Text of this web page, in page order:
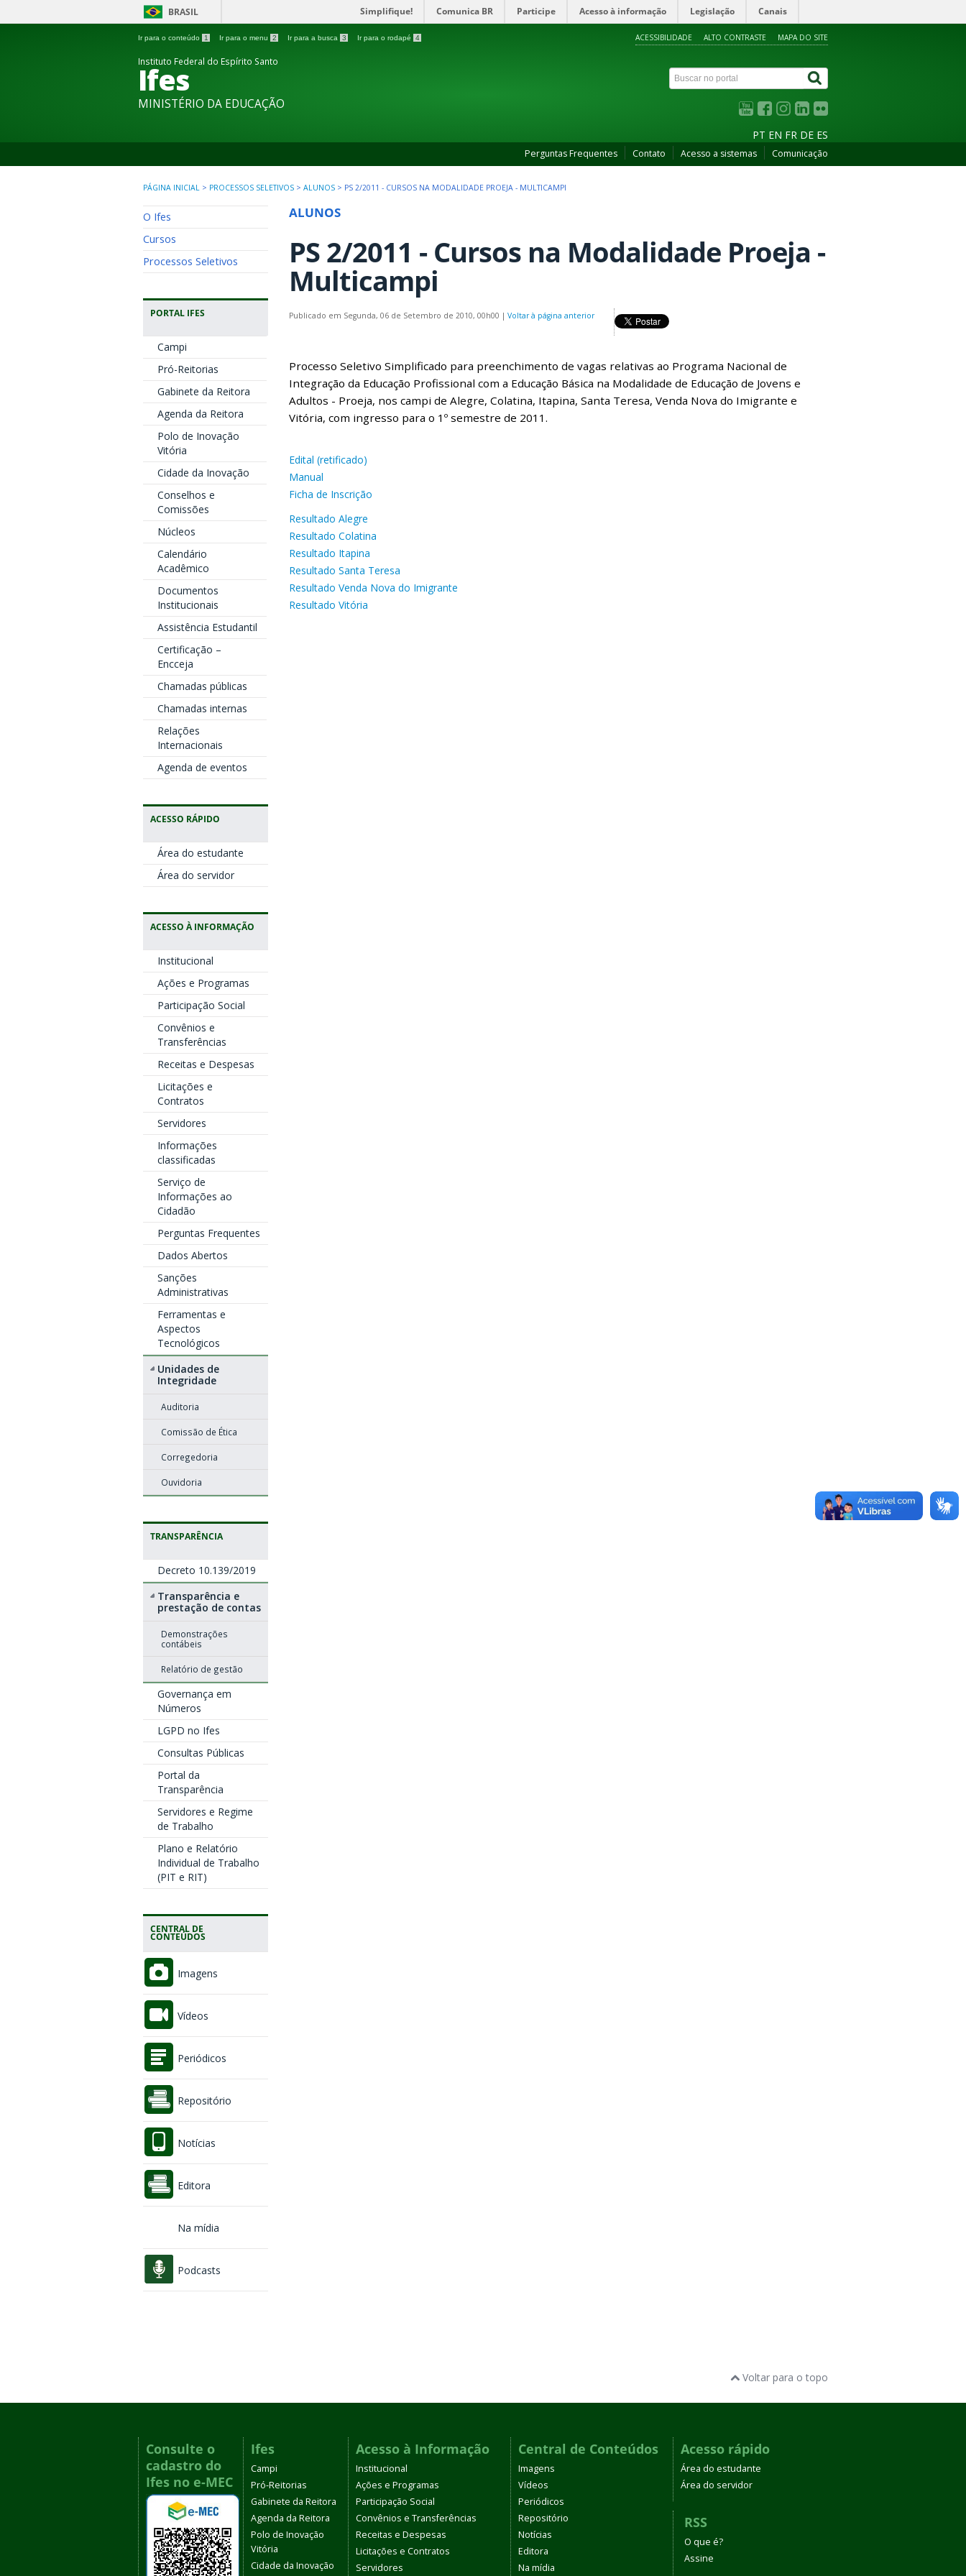
BRASIL Simplifique! Comunica BR Participe Acesso à informação Legislação Canais
Ir para o conteúdo 1 Ir para o menu 2 Ir para a busca 3 Ir para o rodapé 4 ACESSIBILIDADE ALTO CONTRASTE MAPA DO SITE
Instituto Federal do Espírito Santo
Ifes
MINISTÉRIO DA EDUCAÇÃO
PT EN FR DE ES
Perguntas Frequentes Contato Acesso a sistemas Comunicação
PÁGINA INICIAL > PROCESSOS SELETIVOS > ALUNOS > PS 2/2011 - CURSOS NA MODALIDADE PROEJA - MULTICAMPI
O Ifes
Cursos
Processos Seletivos
PORTAL IFES
Campi
Pró-Reitorias
Gabinete da Reitora
Agenda da Reitora
Polo de Inovação
Vitória
Cidade da Inovação
Conselhos e
Comissões
Núcleos
Calendário
Acadêmico
Documentos
Institucionais
Assistência Estudantil
Certificação –
Encceja
Chamadas públicas
Chamadas internas
Relações
Internacionais
Agenda de eventos
ACESSO RÁPIDO
Área do estudante
Área do servidor
ACESSO À INFORMAÇÃO
Institucional
Ações e Programas
Participação Social
Convênios e
Transferências
Receitas e Despesas
Licitações e
Contratos
Servidores
Informações
classificadas
Serviço de
Informações ao
Cidadão
Perguntas Frequentes
Dados Abertos
Sanções
Administrativas
Ferramentas e
Aspectos
Tecnológicos
Unidades de
Integridade
Auditoria
Comissão de Ética
Corregedoria
Ouvidoria
TRANSPARÊNCIA
Decreto 10.139/2019
Transparência e
prestação de contas
Demonstrações
contábeis
Relatório de gestão
Governança em
Números
LGPD no Ifes
Consultas Públicas
Portal da
Transparência
Servidores e Regime
de Trabalho
Plano e Relatório
Individual de Trabalho
(PIT e RIT)
CENTRAL DE
CONTEÚDOS
Imagens
Vídeos
Periódicos
Repositório
Notícias
Editora
Na mídia
Podcasts
ALUNOS
PS 2/2011 - Cursos na Modalidade Proeja -
Multicampi
Publicado em Segunda, 06 de Setembro de 2010, 00h00 | Voltar à página anterior
Processo Seletivo Simplificado para preenchimento de vagas relativas ao Programa Nacional de
Integração da Educação Profissional com a Educação Básica na Modalidade de Educação de Jovens e
Adultos - Proeja, nos campi de Alegre, Colatina, Itapina, Santa Teresa, Venda Nova do Imigrante e
Vitória, com ingresso para o 1º semestre de 2011.
Edital (retificado)
Manual
Ficha de Inscrição
Resultado Alegre
Resultado Colatina
Resultado Itapina
Resultado Santa Teresa
Resultado Venda Nova do Imigrante
Resultado Vitória
Voltar para o topo
Consulte o
cadastro do
Ifes no e-MEC
Ifes
Campi
Pró-Reitorias
Gabinete da Reitora
Agenda da Reitora
Polo de Inovação
Vitória
Cidade da Inovação
Acesso à Informação
Institucional
Ações e Programas
Participação Social
Convênios e Transferências
Receitas e Despesas
Licitações e Contratos
Servidores
Central de Conteúdos
Imagens
Vídeos
Periódicos
Repositório
Notícias
Editora
Na mídia
Acesso rápido
Área do estudante
Área do servidor
RSS
O que é?
Assine